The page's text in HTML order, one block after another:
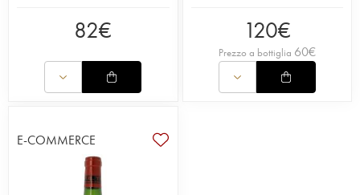
82€ 120€
Prezzo a bottiglia 60€
E-COMMERCE